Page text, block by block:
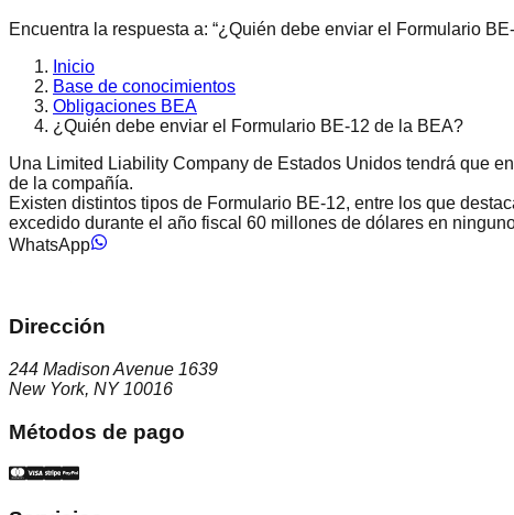
Encuentra la respuesta a: “¿Quién debe enviar el Formulario
Inicio
Base de conocimientos
Obligaciones BEA
¿Quién debe enviar el Formulario BE-12 de la BEA?
Una Limited Liability Company de Estados Unidos tendrá que
de la compañía.
Existen distintos tipos de Formulario BE-12, entre los que
excedido durante el año fiscal 60 millones de dólares en
WhatsApp
Dirección
244 Madison Avenue 1639
New York, NY 10016
Métodos de pago